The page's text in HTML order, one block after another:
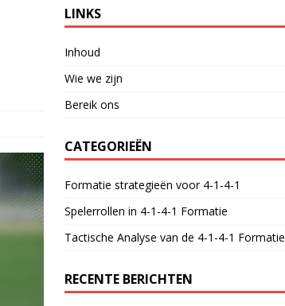
LINKS
Inhoud
Wie we zijn
Bereik ons
CATEGORIEËN
Formatie strategieën voor 4-1-4-1
Spelerrollen in 4-1-4-1 Formatie
Tactische Analyse van de 4-1-4-1 Formatie
RECENTE BERICHTEN